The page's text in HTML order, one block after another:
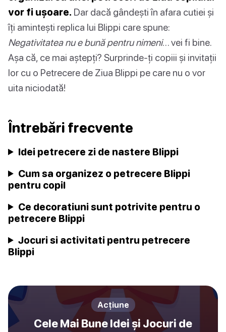
vor fi ușoare. Dar dacă gândești în afara cutiei și
îți amintești replica lui Blippi care spune:
Negativitatea nu e bună pentru nimeni… vei fi bine.
Așa că, ce mai aștepți? Surprinde-ți copiii și invitații
lor cu o Petrecere de Ziua Blippi pe care nu o vor
uita niciodată!
Întrebări frecvente
Idei petrecere zi de nastere Blippi
Cum sa organizez o petrecere Blippi
pentru copil
Ce decoratiuni sunt potrivite pentru o
petrecere Blippi
Jocuri si activitati pentru petrecere
Blippi
Acțiune
Cele Mai Bune Idei și Jocuri de